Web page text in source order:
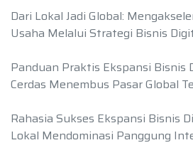
Dari Lokal Jadi Global:
Usaha Melalui Strategi Bisnis
Panduan Praktis Ekspansi Bisnis
Cerdas Menembus Pasar Global
Rahasia Sukses Ekspansi Bisnis
Lokal Mendominasi Panggung